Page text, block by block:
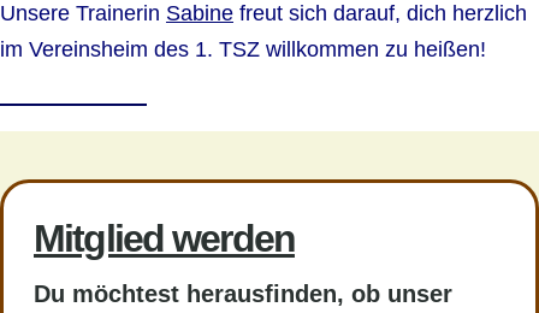
Unsere Trainerin Sabine freut sich darauf, dich herzlich
im Vereinsheim des 1. TSZ willkommen zu heißen!
Mitglied werden
Du möchtest herausfinden, ob unser